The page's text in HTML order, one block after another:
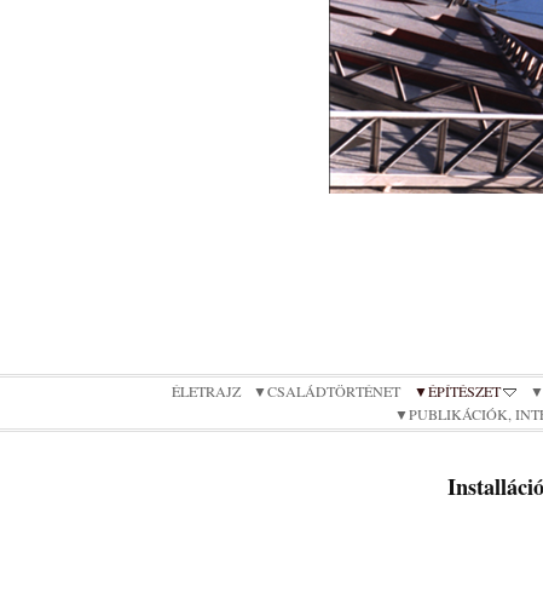
ÉLETRAJZ ▼CSALÁDTÖRTÉNET ▼ÉPÍTÉSZET ▼
▼PUBLIKÁCIÓK,